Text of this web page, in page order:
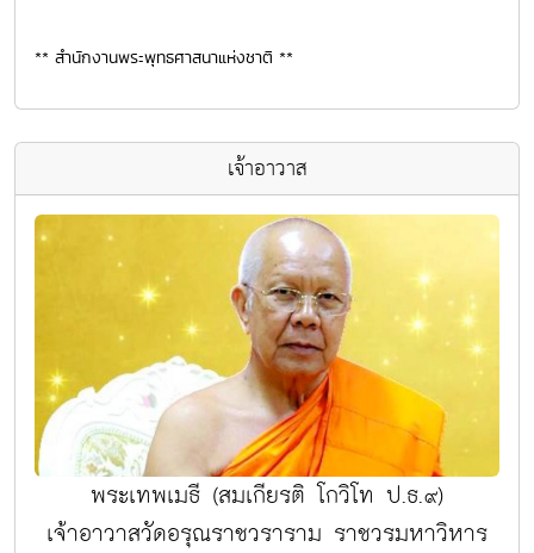
** สำนักงานพระพุทธศาสนาแห่งชาติ **
เจ้าอาวาส
พระเทพเมธี (สมเกียรติ โกวิโท ป.ธ.๙)
เจ้าอาวาสวัดอรุณราชวราราม ราชวรมหาวิหาร